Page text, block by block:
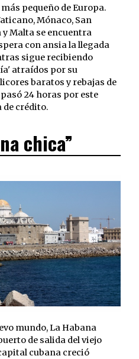
pequeño de Europa.
Mónaco, San
Malta se encuentra
con ansia la llegada
sigue recibiendo
atraídos por su
baratos y rebajas de
24 horas por este
de crédito.
chica”
mundo, La Habana
de salida del viejo
cubana creció